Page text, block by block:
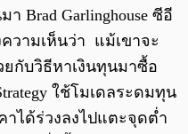
Brad Garlinghouse ซีอี
วามเห็นว่า แม้เขาจะ
ยกับวิธีหาเงินทุนมาซื้อ
ใช้โมเดลระดมทุน
ได้ร่วงลงไปแตะจุดต่ำ